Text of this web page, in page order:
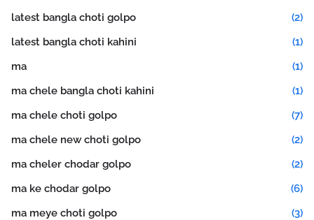
latest bangla choti golpo
(2)
latest bangla choti kahini
(1)
ma
(1)
ma chele bangla choti kahini
(1)
ma chele choti golpo
(7)
ma chele new choti golpo
(2)
ma cheler chodar golpo
(2)
ma ke chodar golpo
(6)
ma meye choti golpo
(3)